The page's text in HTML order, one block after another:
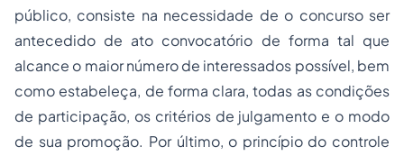
público, consiste na necessidade de o concurso ser
antecedido de ato convocatório de forma tal que
alcance o maior número de interessados possível, bem
como estabeleça, de forma clara, todas as condições
de participação, os critérios de julgamento e o modo
de sua promoção. Por último, o princípio do controle